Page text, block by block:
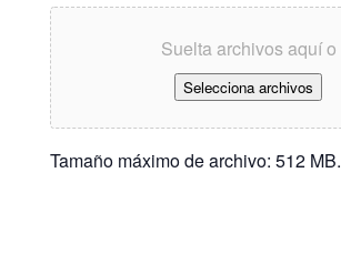
Suelta archivos aquí o
Selecciona archivos
Tamaño máximo de archivo: 512 MB.